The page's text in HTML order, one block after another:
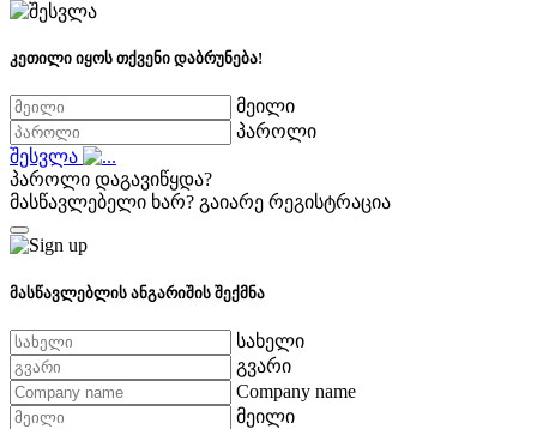
კეთილი იყოს თქვენი დაბრუნება!
მეილი
პაროლი
შესვლა
პაროლი დაგავიწყდა?
მასწავლებელი ხარ? გაიარე რეგისტრაცია
მასწავლებლის ანგარიშის შექმნა
სახელი
გვარი
Company name
მეილი